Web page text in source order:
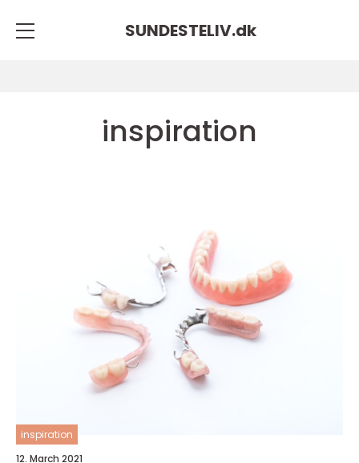
SUNDESTELIV.dk
inspiration
inspiration
12. March 2021